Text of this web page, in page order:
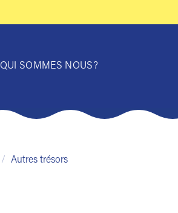
QUI SOMMES NOUS?
/ Autres trésors